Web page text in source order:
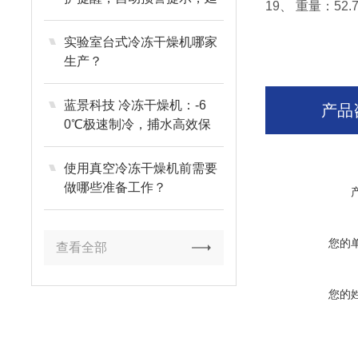
长设备寿命
实验室台式冷冻干燥机哪家
生产？
蓝景科技 冷冻干燥机：-6
0℃极速制冷，捕水高效保
品质
使用真空冷冻干燥机前需要
做哪些准备工作？
查看全部
19、 重量：
产品
您的
您的